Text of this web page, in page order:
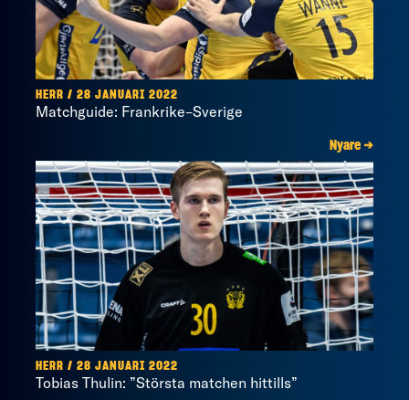
HERR / 28 JANUARI 2022
Matchguide: Frankrike–Sverige
Nyare →
HERR / 28 JANUARI 2022
Tobias Thulin: ”Största matchen hittills”